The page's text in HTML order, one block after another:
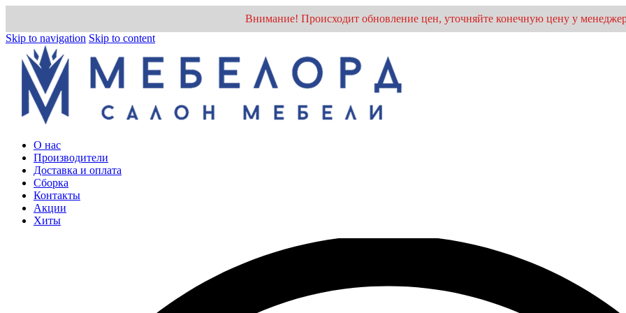
Внимание! Происходит обновление цен, уточняйте конечную цену у
Skip to navigation Skip to content
О нас
Производители
Доставка и оплата
Cборка
Контакты
Акции
Хиты